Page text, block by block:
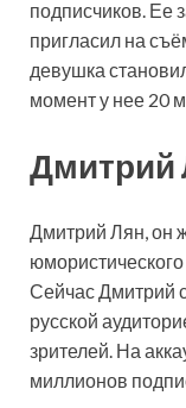
подписчиков. Ее
пригласил на
девушка
момент у нее 20
Дмитрий
Дмитрий Лян, он
Сейчас Дмитрий
русской
зрителей. На
миллионов